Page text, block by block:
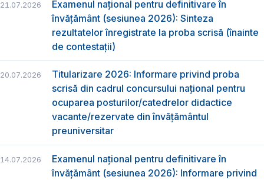
21.07.2026
Examenul național pentru definitivare în
învățământ (sesiunea 2026): Sinteza
rezultatelor înregistrate la proba scrisă (înainte
de contestații)
20.07.2026
Titularizare 2026: Informare privind proba
scrisă din cadrul concursului național pentru
ocuparea posturilor/catedrelor didactice
vacante/rezervate din învățământul
preuniversitar
14.07.2026
Examenul național pentru definitivare în
învățământ (sesiunea 2026): Informare privind